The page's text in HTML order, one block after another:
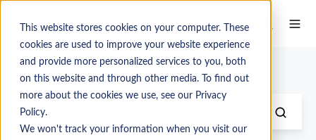
This website stores cookies on your computer. These
cookies are used to improve your website experience
and provide more personalized services to you, both
on this website and through other media. To find out
more about the cookies we use, see our Privacy
Policy.
We won't track your information when you visit our
Yotubeando en la Ofi